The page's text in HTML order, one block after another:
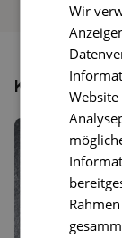
Könnte dir
Wir